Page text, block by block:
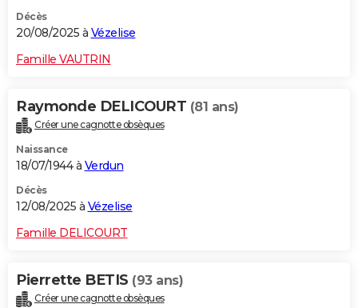
Décès
20/08/2025 à Vézelise
Famille VAUTRIN
Raymonde DELICOURT (81 ans)
Créer une cagnotte obsèques
Naissance
18/07/1944 à Verdun
Décès
12/08/2025 à Vézelise
Famille DELICOURT
Pierrette BETIS (93 ans)
Créer une cagnotte obsèques